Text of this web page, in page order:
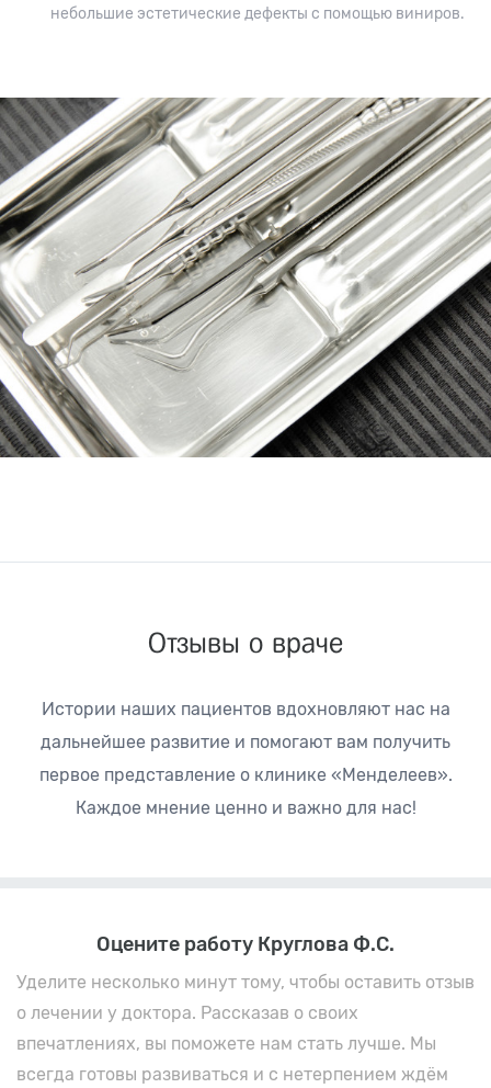
небольшие эстетические дефекты с помощью виниров.
Отзывы о враче
Истории наших пациентов вдохновляют нас на
дальнейшее развитие и помогают вам получить
первое представление о клинике «Менделеев».
Каждое мнение ценно и важно для нас!
Оцените работу Круглова Ф.С.
Уделите несколько минут тому, чтобы оставить отзыв
о лечении у доктора. Рассказав о своих
впечатлениях, вы поможете нам стать лучше. Мы
всегда готовы развиваться и с нетерпением ждём